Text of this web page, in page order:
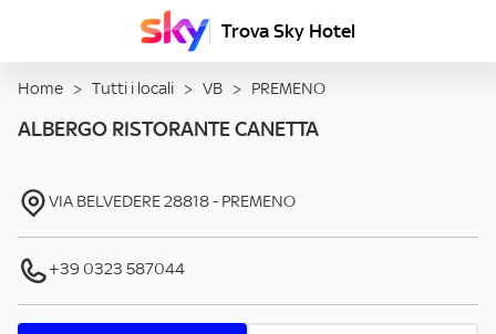
Trova Sky Hotel
Home > Tutti i locali > VB > PREMENO
ALBERGO RISTORANTE CANETTA
VIA BELVEDERE28818- PREMENO
+39 0323 587044